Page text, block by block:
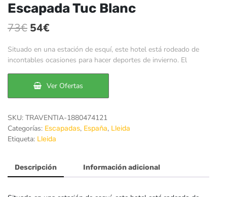
Escapada Tuc Blanc
73€ El
original
era:
73€.
54€
precio
actual
es:
54€.
Situado en una estación de esquí, este hotel está rodeado de
incontables ocasiones para hacer deportes de invierno. El
Ver Ofertas
SKU: TRAVENTIA-1880474121
Categorías: Escapadas, España, Lleida
Etiqueta: Lleida
Descripción Información adicional